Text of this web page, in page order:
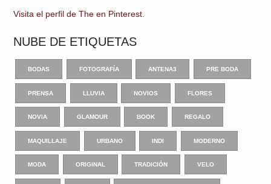
Visita el perfil de The en Pinterest.
NUBE DE ETIQUETAS
BODAS FOTOGRAFÍA ANTENA3 PRE BODA
PRENSA LLUVIA NOVIOS FLORES
NOVIA GLAMOUR BOOK REGALO
MAQUILLAJE URBANO INDI MODERNO
MODA ORIGINAL TRADICIÓN VELO